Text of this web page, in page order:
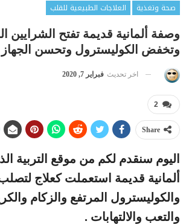
صحة وتغذية
العلاجات الطبيعية للقلب
وصفة ألمانية قديمة تفتح الشرايين
وتخفض الكوليسترول وتحسن الجهاز
اخر تحديث فبراير 7, 2020
2
Share
اليوم سنقدم لكم من موقع التربية
ألمانية قديمة استعملت كعلاج
والكوليسترول المرتفع والزكام
والتعب والالتهابات .